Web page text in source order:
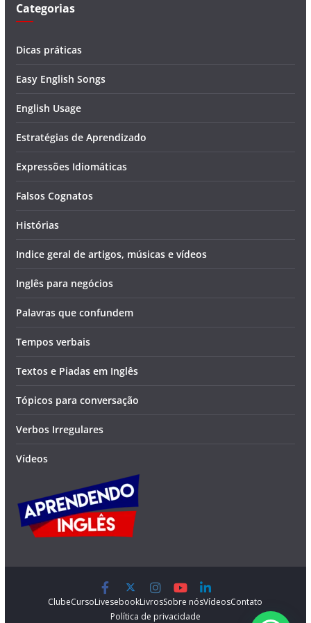
Categorias
Dicas práticas
Easy English Songs
English Usage
Estratégias de Aprendizado
Expressões Idiomáticas
Falsos Cognatos
Histórias
Indice geral de artigos, músicas e vídeos
Inglês para negócios
Palavras que confundem
Tempos verbais
Textos e Piadas em Inglês
Tópicos para conversação
Verbos Irregulares
Vídeos
ClubeCursoLivesebookLivrosSobre nósVídeosContato
Política de privacidade